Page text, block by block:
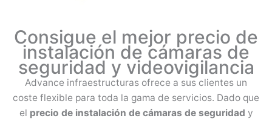
Consigue el mejor precio de
instalación de cámaras de
seguridad y videovigilancia
Advance infraestructuras ofrece a sus clientes un
coste flexible para toda la gama de servicios. Dado que
el precio de instalación de cámaras de seguridad y